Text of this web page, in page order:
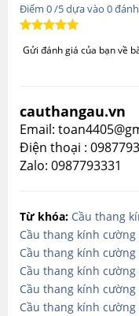
Điểm 0/5 dựa vào 0
Gửi đánh giá của bạn về
cauthangau.vn
Email:
Điện thoại :
Zalo: 0987793331
Từ khóa: Cầu thang
Cầu thang kính
Cầu thang kính
Cầu thang kính
Cầu thang kính
Cầu thang kính